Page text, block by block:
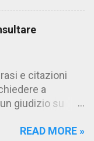
che ritiene
per averlo
Ciò lo
comodo.
analitico dei
Traduzione
e citazioni
a
giudizio su
alla
READ MORE »